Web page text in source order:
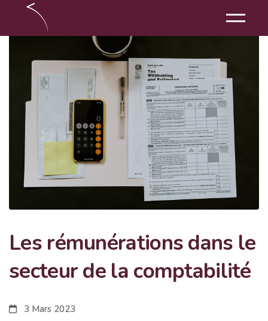
Les rémunérations dans le
secteur de la comptabilité
3 Mars 2023